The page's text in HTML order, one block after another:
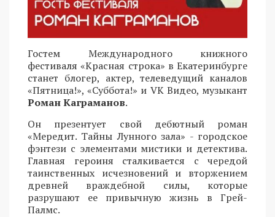
Гостем Международного книжного
фестиваля «Красная строка» в Екатеринбурге
станет блогер, актер, телеведущий каналов
«Пятница!», «Суббота!» и VK Видео, музыкант
Роман Каграманов.
Он презентует свой дебютный роман
«Мередит. Тайны Лунного зала» - городское
фэнтези с элементами мистики и детектива.
Главная героиня сталкивается с чередой
таинственных исчезновений и вторжением
древней враждебной силы, которые
разрушают ее привычную жизнь в Грей-
Палмс.